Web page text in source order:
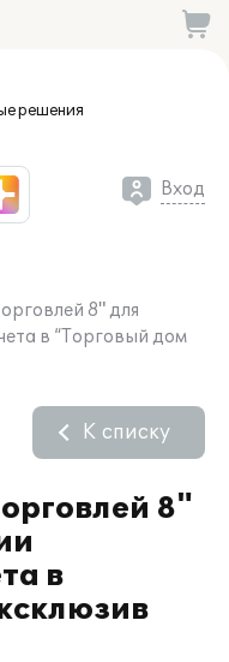
решения
Вход
8" для
в “Торговый дом
8"
в
К списку